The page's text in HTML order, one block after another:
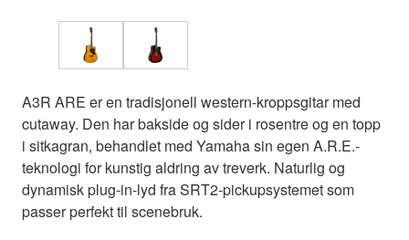
A3R ARE er en tradisjonell western-kroppsgitar med
cutaway. Den har bakside og sider i rosentre og en topp
i sitkagran, behandlet med Yamaha sin egen A.R.E.-
teknologi for kunstig aldring av treverk. Naturlig og
dynamisk plug-in-lyd fra SRT2-pickupsystemet som
passer perfekt til scenebruk.